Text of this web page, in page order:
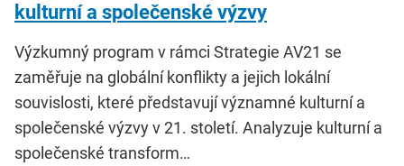
kulturní a společenské výzvy
Výzkumný program v rámci Strategie AV21 se
zaměřuje na globální konflikty a jejich lokální
souvislosti, které představují významné kulturní a
společenské výzvy v 21. století. Analyzuje kulturní a
společenské transform…